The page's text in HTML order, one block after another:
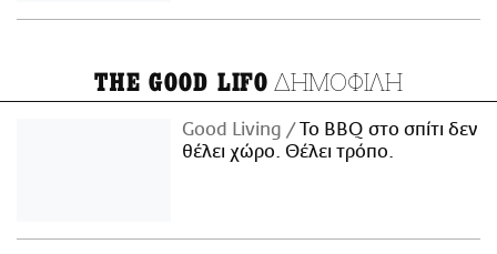
THE GOOD LIFO ΔΗΜΟΦΙΛΗ
Good Living
Το BBQ στο σπίτι δεν
θέλει χώρο. Θέλει τρόπο.